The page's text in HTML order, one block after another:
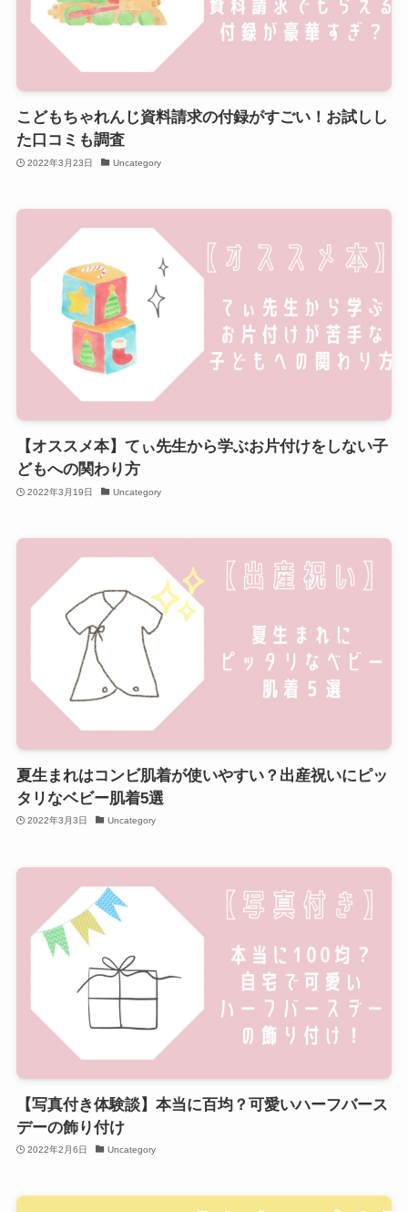
こどもちゃれんじ資料請求の付録がすごい！お試しし
た口コミも調査
2022年3月23日 Uncategory
【オススメ本】てぃ先生から学ぶお片付けをしない子
どもへの関わり方
2022年3月19日 Uncategory
夏生まれはコンビ肌着が使いやすい？出産祝いにピッ
タリなベビー肌着5選
2022年3月3日 Uncategory
【写真付き体験談】本当に百均？可愛いハーフバース
デーの飾り付け
2022年2月6日 Uncategory